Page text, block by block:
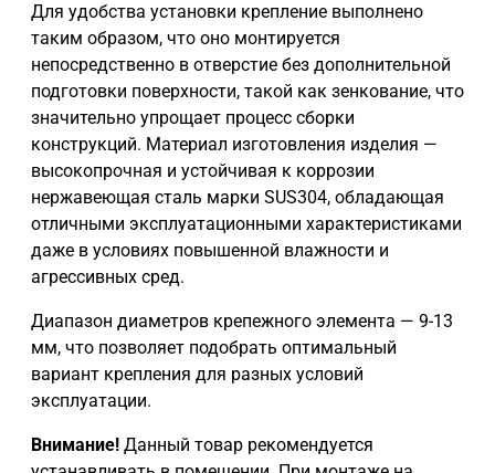
Для удобства установки крепление выполнено
таким образом, что оно монтируется
непосредственно в отверстие без дополнительной
подготовки поверхности, такой как зенкование, что
значительно упрощает процесс сборки
конструкций. Материал изготовления изделия —
высокопрочная и устойчивая к коррозии
нержавеющая сталь марки SUS304, обладающая
отличными эксплуатационными характеристиками
даже в условиях повышенной влажности и
агрессивных сред.
Диапазон диаметров крепежного элемента — 9-13
мм, что позволяет подобрать оптимальный
вариант крепления для разных условий
эксплуатации.
Внимание! Данный товар рекомендуется